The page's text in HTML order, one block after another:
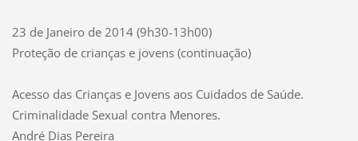
23 de Janeiro de 2014 (9h30-13h00)
Proteção de crianças e jovens (continuação)
Acesso das Crianças e Jovens aos Cuidados de Saúde.
Criminalidade Sexual contra Menores.
André Dias Pereira